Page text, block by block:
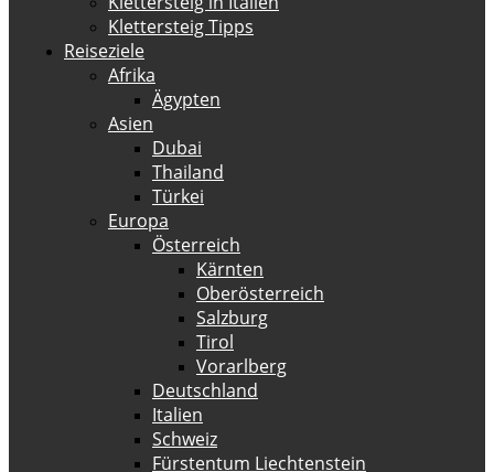
Klettersteig Tipps
Reiseziele
Afrika
Ägypten
Asien
Dubai
Thailand
Türkei
Europa
Österreich
Kärnten
Oberösterreich
Salzburg
Tirol
Vorarlberg
Deutschland
Italien
Schweiz
Fürstentum Liechtenstein